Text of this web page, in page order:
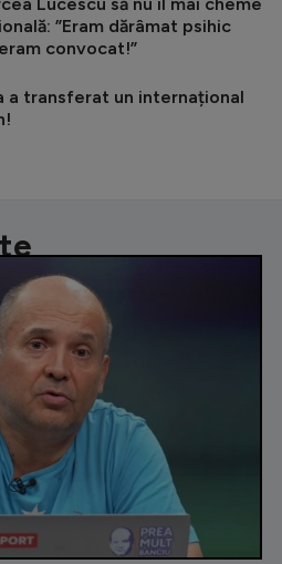
”Eram dărâmat psihic
convocat!”
a transferat un internațional